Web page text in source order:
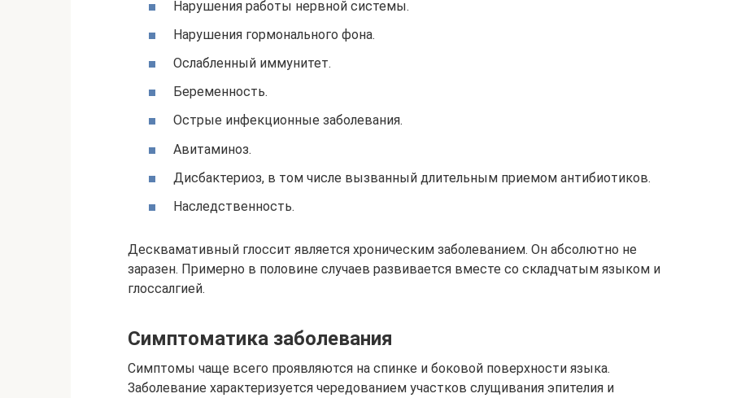
Нарушения работы нервной системы.
Нарушения гормонального фона.
Ослабленный иммунитет.
Беременность.
Острые инфекционные заболевания.
Авитаминоз.
Дисбактериоз, в том числе вызванный длительным приемом антибиотиков.
Наследственность.
Десквамативный глоссит является хроническим заболеванием. Он абсолютно не
заразен. Примерно в половине случаев развивается вместе со складчатым языком и
глоссалгией.
Симптоматика заболевания
Симптомы чаще всего проявляются на спинке и боковой поверхности языка.
Заболевание характеризуется чередованием участков слущивания эпителия и